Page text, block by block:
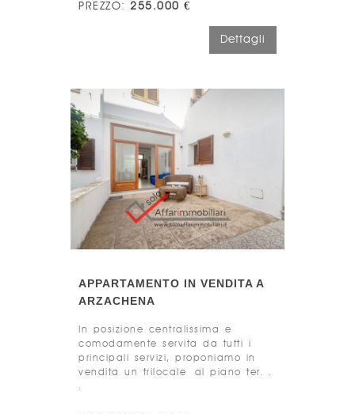
PREZZO: 255.000 €
Dettagli
APPARTAMENTO IN VENDITA A
ARZACHENA
In posizione centralissima e
comodamente servita da tutti i
principali servizi, proponiamo in
vendita un trilocale al piano ter. .